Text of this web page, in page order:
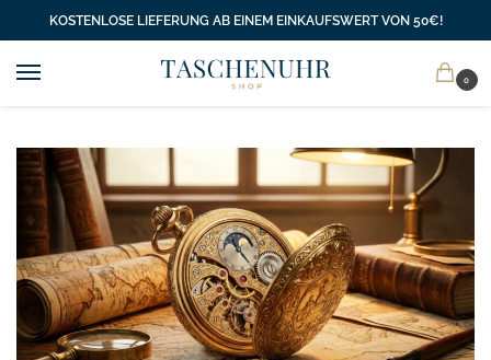
KOSTENLOSE LIEFERUNG AB EINEM EINKAUFSWERT VON 50€!
0